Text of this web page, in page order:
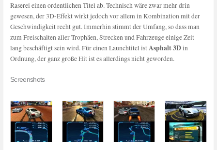
Raserei einen ordentlichen Titel ab. Technisch wäre zwar mehr drin
gewesen, der 3D-Effekt wirkt jedoch vor allem in Kombination mit der
Geschwindigkeit recht gut. Immerhin stimmt der Umfang, so dass man
zum Freischalten aller Trophäen, Strecken und Fahrzeuge einige Zeit
lang beschäftigt sein wird. Für einen Launchtitel istAsphalt 3Din
Ordnung, der ganz große Hit ist es allerdings nicht geworden.
Screenshots